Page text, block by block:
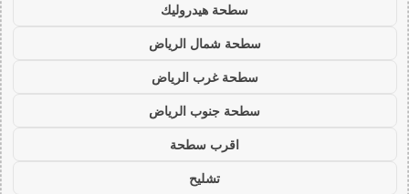
سطحة هيدروليك
سطحة شمال الرياض
سطحة غرب الرياض
سطحة جنوب الرياض
اقرب سطحة
تشليح